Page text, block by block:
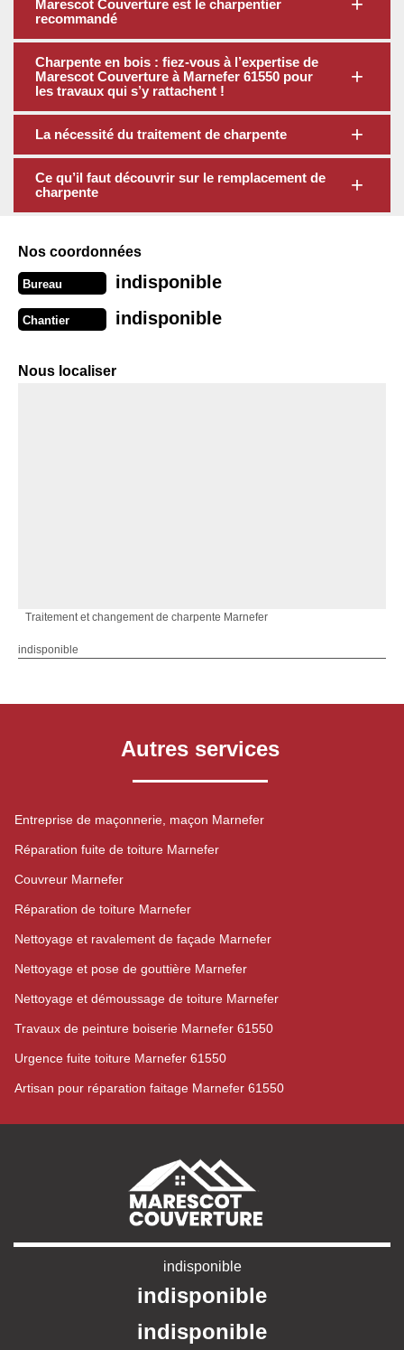
Marescot Couverture est le charpentier
recommandé
Charpente en bois : fiez-vous à l’expertise de
Marescot Couverture à Marnefer 61550 pour
les travaux qui s’y rattachent !
La nécessité du traitement de charpente
Ce qu’il faut découvrir sur le remplacement de
charpente
Nos coordonnées
Bureau indisponible
Chantier indisponible
Nous localiser
Traitement et changement de charpente Marnefer
indisponible
Autres services
Entreprise de maçonnerie, maçon Marnefer
Réparation fuite de toiture Marnefer
Couvreur Marnefer
Réparation de toiture Marnefer
Nettoyage et ravalement de façade Marnefer
Nettoyage et pose de gouttière Marnefer
Nettoyage et démoussage de toiture Marnefer
Travaux de peinture boiserie Marnefer 61550
Urgence fuite toiture Marnefer 61550
Artisan pour réparation faitage Marnefer 61550
indisponible
indisponible
indisponible